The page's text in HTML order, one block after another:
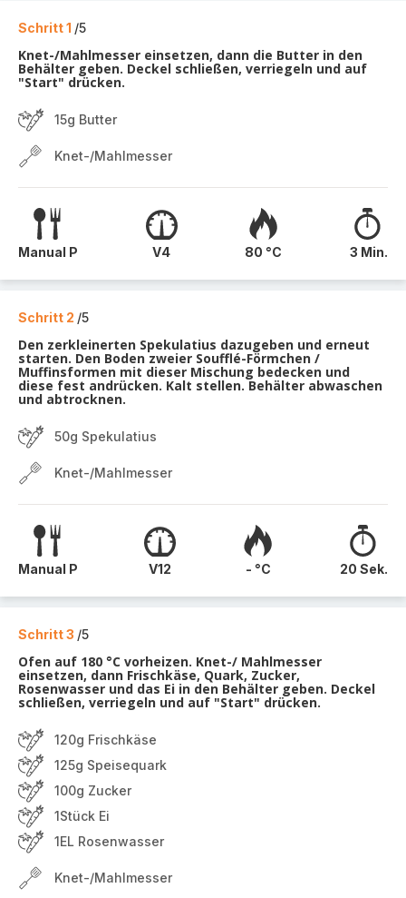
Schritt 1 /5
Knet-/Mahlmesser einsetzen, dann die Butter in den
Behälter geben. Deckel schließen, verriegeln und auf
"Start" drücken.
15g Butter
Knet-/Mahlmesser
Manual P V4 80 °C 3 Min.
Schritt 2 /5
Den zerkleinerten Spekulatius dazugeben und erneut
starten. Den Boden zweier Soufflé-Förmchen /
Muffinsformen mit dieser Mischung bedecken und
diese fest andrücken. Kalt stellen. Behälter abwaschen
und abtrocknen.
50g Spekulatius
Knet-/Mahlmesser
Manual P V12 - °C 20 Sek.
Schritt 3 /5
Ofen auf 180 °C vorheizen. Knet-/ Mahlmesser
einsetzen, dann Frischkäse, Quark, Zucker,
Rosenwasser und das Ei in den Behälter geben. Deckel
schließen, verriegeln und auf "Start" drücken.
120g Frischkäse
125g Speisequark
100g Zucker
1Stück Ei
1EL Rosenwasser
Knet-/Mahlmesser